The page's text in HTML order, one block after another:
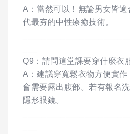
A：當然可以！無論男女皆
代最夯的中性療癒技術。
Q9：請問這堂課要穿什麼衣
A：建議穿寬鬆衣物方便實
會需要露出腹部。若有報名
隱形眼鏡。